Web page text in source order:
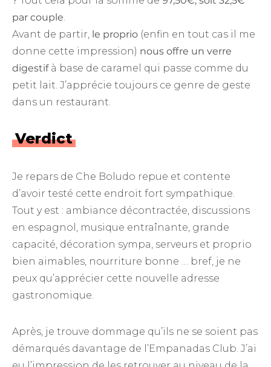
par couple.
Avant de partir, le proprio (enfin en tout cas il me
donne cette impression) nous offre un verre
digestifà base de caramel qui passe comme du
petit lait. J’apprécie toujours ce genre de geste
dans un restaurant.
Verdict
Je repars de Che Boludo repue et contente
d’avoir testé cette endroit fort sympathique.
Tout y est : ambiance décontractée, discussions
en espagnol, musique entraînante, grande
capacité, décoration sympa, serveurs et proprio
bien aimables, nourriture bonne … bref, je ne
peux qu’apprécier cette nouvelle adresse
gastronomique.
Après, je trouve dommage qu’ils ne se soient pas
démarqués davantage de l’Empanadas Club. J’ai